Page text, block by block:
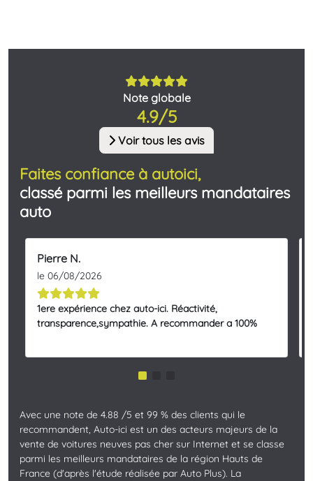
Note globale
4.9/5
Voir tous les avis
Faites confiance à autoici,
classé parmi les meilleurs mandataires
auto
Pierre N.
le 06/08/2026
1ere expérience chez auto-ici. Réactivité,
transparence,sympathie. A recommander a 100%
Avec une note de 4.88 /5 et 99 % des clients qui le
recommandent, Auto-ici est un des acteurs majeurs de la
vente de voitures neuves pas cher sur Internet et se classe
parmi les meilleurs mandataires de la région Hauts de
France (d'après l'étude réalisée par Auto Plus). La